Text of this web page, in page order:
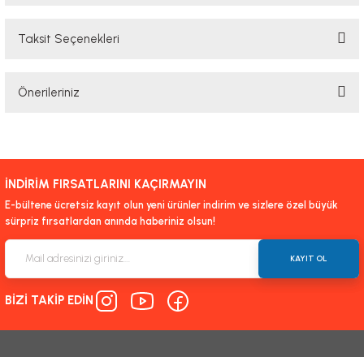
Taksit Seçenekleri
Önerileriniz
yetersiz gördüğünüz noktaları öneri formunu kullanarak tarafımıza
iletebilirsiniz.
Görüş ve önerileriniz için teşekkür ederiz.
Ürün açıklamasında eksik bilgiler bulunuyor.
Ürün bilgilerinde hatalar bulunuyor.
Ürün fiyatı diğer sitelerden daha pahalı.
İNDİRİM FIRSATLARINI KAÇIRMAYIN
E-bültene ücretsiz kayıt olun yeni ürünler indirim ve sizlere özel büyük
sürpriz fırsatlardan anında haberiniz olsun!
KAYIT OL
BİZİ TAKİP EDİN